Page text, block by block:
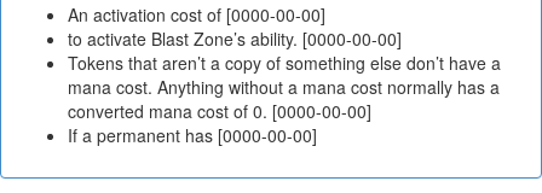
An activation cost of [0000-00-00]
to activate Blast Zone’s ability. [0000-00-00]
Tokens that aren’t a copy of something else don’t have a
mana cost. Anything without a mana cost normally has a
converted mana cost of 0. [0000-00-00]
If a permanent has [0000-00-00]